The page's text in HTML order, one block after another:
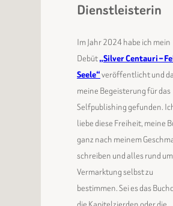
Dienstleisterin
Im Jahr 2024 habe ich mein
Debüt„Silver Centauri –
Seele“veröffentlicht und
meine Begeisterung für das
Selfpublishing gefunden.
liebe diese Freiheit, meine
ganz nach meinem
schreiben und alles rund
Vermarktung selbst zu
bestimmen. Sei es das